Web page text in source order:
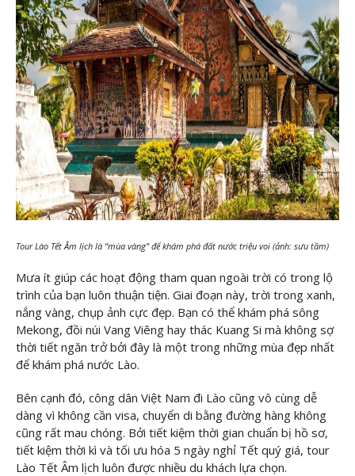
Tour Lào Tết Âm lịch là “mùa vàng” để khám phá đất nước triệu voi (ảnh: sưu tầm)
Mưa ít giúp các hoạt động tham quan ngoài trời có trong lộ
trình của bạn luôn thuận tiện. Giai đoạn này, trời trong xanh,
nắng vàng, chụp ảnh cực đẹp. Bạn có thể khám phá sông
Mekong, đồi núi Vang Viêng hay thác Kuang Si mà không sợ
thời tiết ngăn trở bởi đây là một trong những mùa đẹp nhất
để khám phá nước Lào.
Bên cạnh đó, công dân Việt Nam đi Lào cũng vô cùng dễ
dàng vì không cần visa, chuyển di bằng đường hàng không
cũng rất mau chóng. Bởi tiết kiệm thời gian chuẩn bị hồ sơ,
tiết kiệm thời kì và tối ưu hóa 5 ngày nghỉ Tết quý giá, tour
Lào Tết Âm lịch luôn được nhiều du khách lựa chọn.